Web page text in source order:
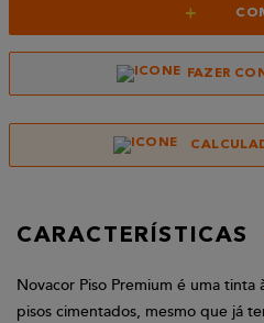
+
FAZER
CARACTERÍSTICAS
Novacor Piso Premium é uma tinta
pisos cimentados, mesmo que já